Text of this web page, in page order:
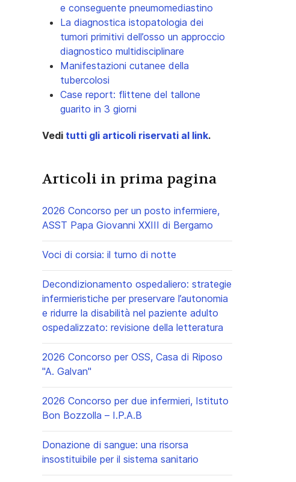
e conseguente pneumomediastino
La diagnostica istopatologia dei
tumori primitivi dell’osso un approccio
diagnostico multidisciplinare
Manifestazioni cutanee della
tubercolosi
Case report: flittene del tallone
guarito in 3 giorni
Vedi tutti gli articoli riservati al link.
Articoli in prima pagina
2026 Concorso per un posto infermiere,
ASST Papa Giovanni XXIII di Bergamo
Voci di corsia: il turno di notte
Decondizionamento ospedaliero: strategie
infermieristiche per preservare l’autonomia
e ridurre la disabilità nel paziente adulto
ospedalizzato: revisione della letteratura
2026 Concorso per OSS, Casa di Riposo
"A. Galvan"
2026 Concorso per due infermieri, Istituto
Bon Bozzolla – I.P.A.B
Donazione di sangue: una risorsa
insostituibile per il sistema sanitario